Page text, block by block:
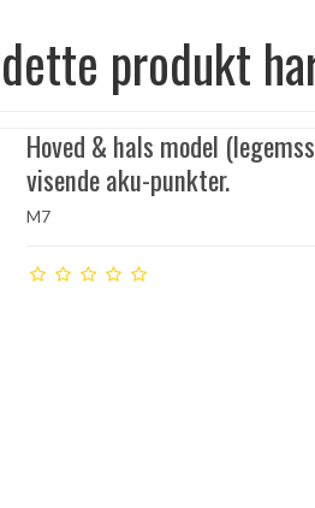
produkt
Hoved & hals model
visende aku-punkter.
M7